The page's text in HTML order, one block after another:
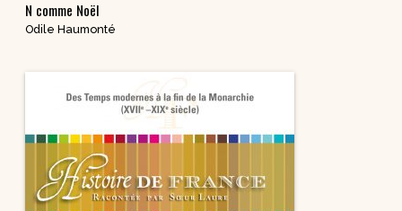
N comme Noël
Odile Haumonté